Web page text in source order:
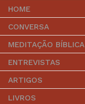
HOME
CONVERSA
MEDITAÇÃO BÍBLICA
ENTREVISTAS
ARTIGOS
LIVROS